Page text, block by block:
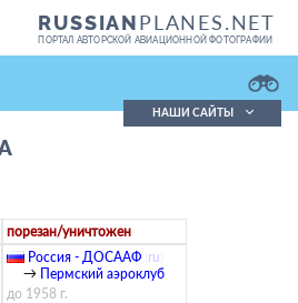
RUSSIANPLANES.NET
ПОРТАЛ АВТОРСКОЙ АВИАЦИОННОЙ ФОТОГРАФИИ
ВОЙТИ
фотографий
НАШИ САЙТЫ
порезан/уничтожен
Россия - ДОСААФ ru
→ Пермский аэроклуб
до 1958 г.